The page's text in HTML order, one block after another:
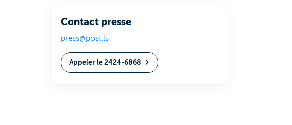
Contact presse
press@post.lu
Appeler le 2424-6868